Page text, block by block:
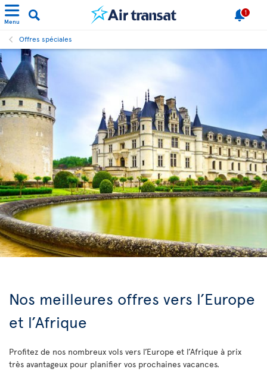
Menu
1
Offres spéciales
Nos meilleures offres vers l’Europe
et l’Afrique
Profitez de nos nombreux vols vers l’Europe et l’Afrique à prix
très avantageux pour planifier vos prochaines vacances.